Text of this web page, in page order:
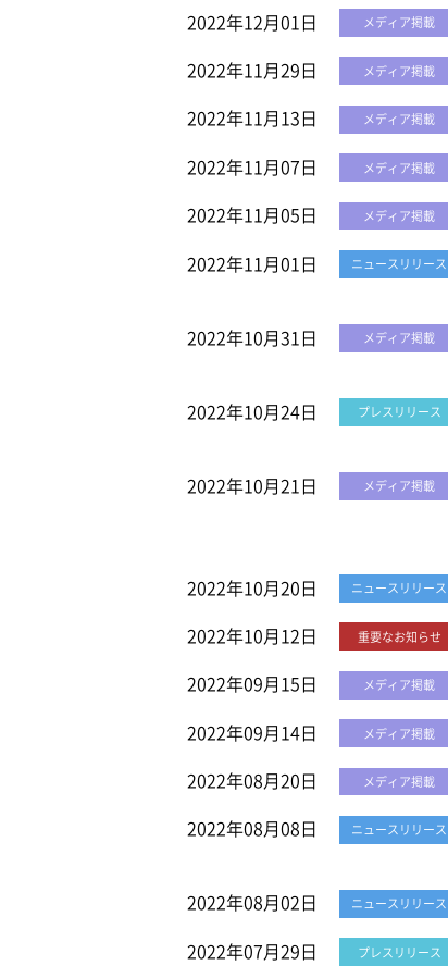
2022年12月01日
メディア掲載
2022年11月29日
メディア掲載
2022年11月13日
メディア掲載
2022年11月07日
メディア掲載
2022年11月05日
メディア掲載
2022年11月01日
ニュースリリース
2022年10月31日
メディア掲載
2022年10月24日
プレスリリース
2022年10月21日
メディア掲載
2022年10月20日
ニュースリリース
2022年10月12日
重要なお知らせ
2022年09月15日
メディア掲載
2022年09月14日
メディア掲載
2022年08月20日
メディア掲載
2022年08月08日
ニュースリリース
2022年08月02日
ニュースリリース
2022年07月29日
プレスリリース